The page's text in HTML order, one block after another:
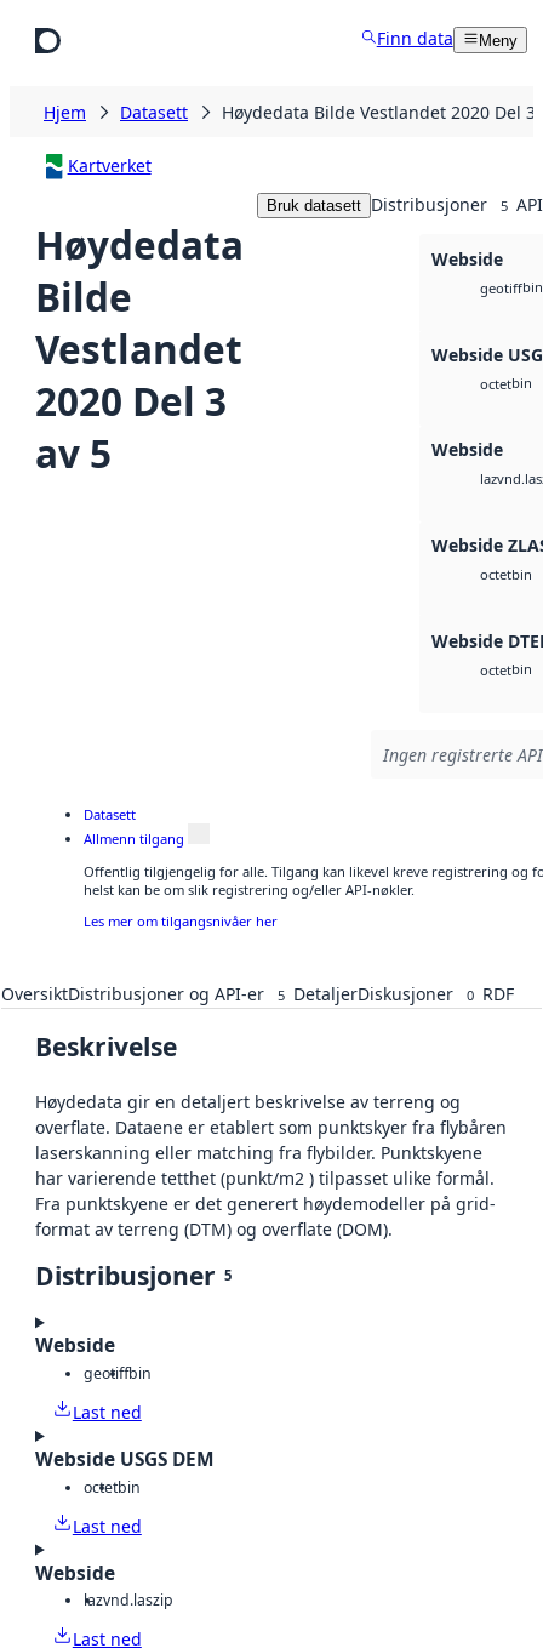
Finn data Meny
Hjem Datasett Høydedata Bilde Vestlandet 2020 Del 3
Kartverket
Høydedata
Bilde
Vestlandet
2020 Del 3
av 5
Bruk datasett Distribusjoner 5
Webside
geotiffbin
Webside
octetbin
Webside
laz
Webside
octetbin
Webside
octetbin
Ingen registrerte
Datasett
Allmenn tilgang
Offentlig tilgjengelig for alle. Tilgang kan likevel kreve registrering og
helst kan be om slik registrering og/eller API-nøkler.
Les mer om tilgangsnivåer her
OversiktDistribusjoner og API-er 5 DetaljerDiskusjoner 0 RDF
Beskrivelse
Høydedata gir en detaljert beskrivelse av terreng og
overflate. Dataene er etablert som punktskyer fra flybåren
laserskanning eller matching fra flybilder. Punktskyene
har varierende tetthet (punkt/m2 ) tilpasset ulike formål.
Fra punktskyene er det generert høydemodeller på grid-
format av terreng (DTM) og overflate (DOM).
Distribusjoner 5
Webside
geotiffbin
Last ned
Webside USGS DEM
octetbin
Last ned
Webside
lazvnd.laszip
Last ned